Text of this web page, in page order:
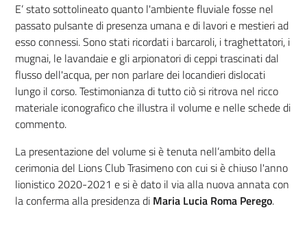
E’ stato sottolineato quanto l'ambiente fluviale fosse nel
passato pulsante di presenza umana e di lavori e mestieri ad
esso connessi. Sono stati ricordati i barcaroli, i traghettatori, i
mugnai, le lavandaie e gli arpionatori di ceppi trascinati dal
flusso dell'acqua, per non parlare dei locandieri dislocati
lungo il corso. Testimonianza di tutto ciò si ritrova nel ricco
materiale iconografico che illustra il volume e nelle schede di
commento.
La presentazione del volume si è tenuta nell’ambito della
cerimonia del Lions Club Trasimeno con cui si è chiuso l'anno
lionistico 2020-2021 e si è dato il via alla nuova annata con
la conferma alla presidenza di Maria Lucia Roma Perego.